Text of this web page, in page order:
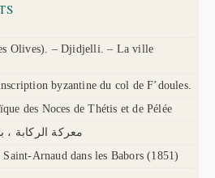
Olives). – Djidjelli. – La ville
byzantine du col de F’doules.
des Noces de Thétis et de Pélée
(1851) معركة
Arnaud dans les Babors (1851)